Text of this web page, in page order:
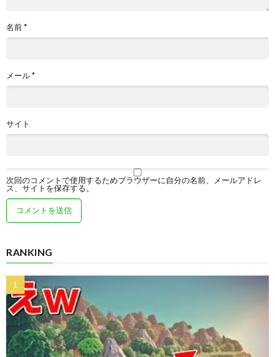
名前*
メール*
サイト
次回のコメントで使用するためブラウザーに自分の名前、メールアドレ
ス、サイトを保存する。
RANKING